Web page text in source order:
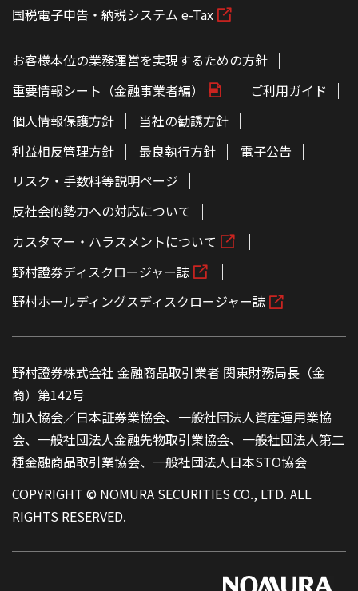
国税電子申告・納税システム e-Tax
お客様本位の業務運営を実現するための方針
重要情報シート（金融事業者編）
ご利用ガイド
個人情報保護方針
当社の勧誘方針
利益相反管理方針
最良執行方針
電子公告
リスク・手数料等説明ページ
反社会的勢力への対応について
カスタマー・ハラスメントについて
野村證券ディスクロージャー誌
野村ホールディングスディスクロージャー誌
野村證券株式会社 金融商品取引業者 関東財務局長（金
商）第142号
加入協会／日本証券業協会、一般社団法人資産運用業協
会、一般社団法人金融先物取引業協会、一般社団法人第二
種金融商品取引業協会、一般社団法人日本STO協会
COPYRIGHT © NOMURA SECURITIES CO., LTD. ALL
RIGHTS RESERVED.